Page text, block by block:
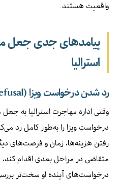
واقعیت هستند.
پیامدهای جدی جعل
استرالیا
رد شدن درخواست ویزا (Refusal)
وقتی اداره مهاجرت استرالیا به
درخواست ویزا را به‌طور کامل رد
رفتن هزینه‌ها، زمان و فرصت‌های
متقاضی در مراحل بعدی اقدام
درخواست‌های آینده او سخت‌تر